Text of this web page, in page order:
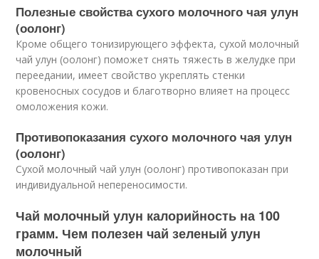
Полезные свойства сухого молочного чая улун
(оолонг)
Кроме общего тонизирующего эффекта, сухой молочный
чай улун (оолонг) поможет снять тяжесть в желудке при
переедании, имеет свойство укреплять стенки
кровеносных сосудов и благотворно влияет на процесс
омоложения кожи.
Противопоказания сухого молочного чая улун
(оолонг)
Сухой молочный чай улун (оолонг) противопоказан при
индивидуальной непереносимости.
Чай молочный улун калорийность на 100
грамм. Чем полезен чай зеленый улун
молочный